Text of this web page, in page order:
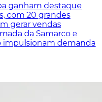
ganham destaque
com 20 grandes
gerar vendas
da Samarco e
demanda